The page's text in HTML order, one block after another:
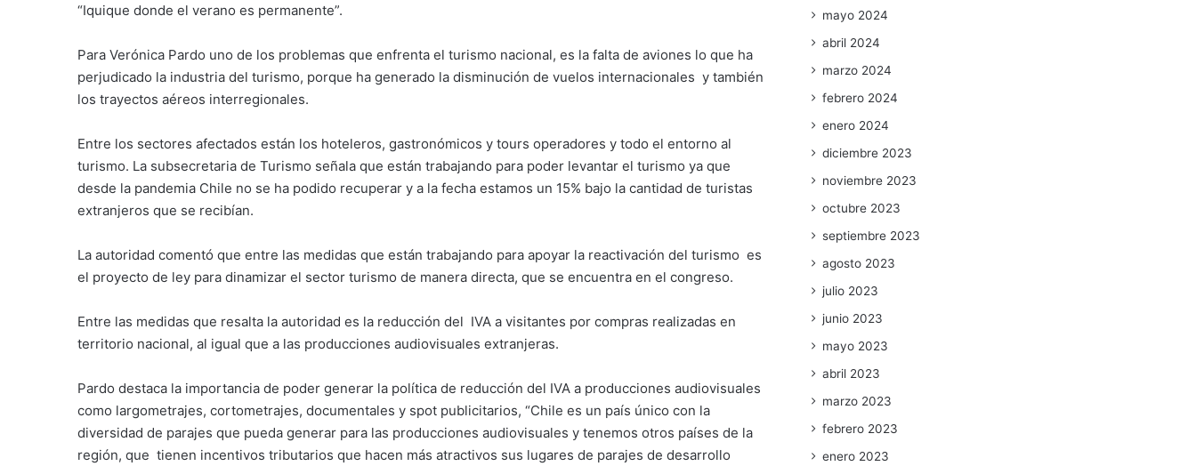
“Iquique donde el verano es permanente”.
Para Verónica Pardo uno de los problemas que enfrenta el turismo nacional, es la falta de aviones lo que ha
perjudicado la industria del turismo, porque ha generado la disminución de vuelos internacionales y también
los trayectos aéreos interregionales.
Entre los sectores afectados están los hoteleros, gastronómicos y tours operadores y todo el entorno al
turismo. La subsecretaria de Turismo señala que están trabajando para poder levantar el turismo ya que
desde la pandemia Chile no se ha podido recuperar y a la fecha estamos un 15% bajo la cantidad de turistas
extranjeros que se recibían.
La autoridad comentó que entre las medidas que están trabajando para apoyar la reactivación del turismo es
el proyecto de ley para dinamizar el sector turismo de manera directa, que se encuentra en el congreso.
Entre las medidas que resalta la autoridad es la reducción del IVA a visitantes por compras realizadas en
territorio nacional, al igual que a las producciones audiovisuales extranjeras.
Pardo destaca la importancia de poder generar la política de reducción del IVA a producciones audiovisuales
como largometrajes, cortometrajes, documentales y spot publicitarios, “Chile es un país único con la
diversidad de parajes que pueda generar para las producciones audiovisuales y tenemos otros países de la
región, que tienen incentivos tributarios que hacen más atractivos sus lugares de parajes de desarrollo
mayo 2024
abril 2024
marzo 2024
febrero 2024
enero 2024
diciembre 2023
noviembre 2023
octubre 2023
septiembre 2023
agosto 2023
julio 2023
junio 2023
mayo 2023
abril 2023
marzo 2023
febrero 2023
enero 2023